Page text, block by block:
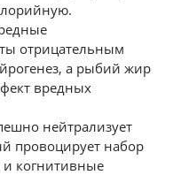
отрицательным
а рыбий жир
вредных
нейтрализует
провоцирует набор
и когнитивные